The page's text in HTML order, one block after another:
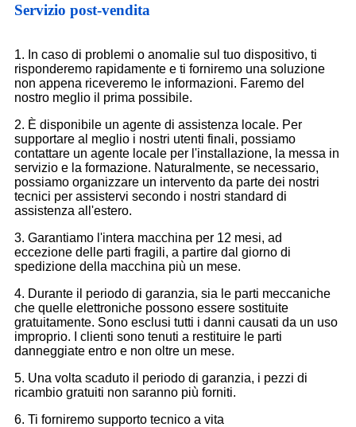
Servizio post-vendita
1. In caso di problemi o anomalie sul tuo dispositivo, ti
risponderemo rapidamente e ti forniremo una soluzione
non appena riceveremo le informazioni. Faremo del
nostro meglio il prima possibile.
2. È disponibile un agente di assistenza locale. Per
supportare al meglio i nostri utenti finali, possiamo
contattare un agente locale per l'installazione, la messa in
servizio e la formazione. Naturalmente, se necessario,
possiamo organizzare un intervento da parte dei nostri
tecnici per assistervi secondo i nostri standard di
assistenza all'estero.
3. Garantiamo l'intera macchina per 12 mesi, ad
eccezione delle parti fragili, a partire dal giorno di
spedizione della macchina più un mese.
4. Durante il periodo di garanzia, sia le parti meccaniche
che quelle elettroniche possono essere sostituite
gratuitamente. Sono esclusi tutti i danni causati da un uso
improprio. I clienti sono tenuti a restituire le parti
danneggiate entro e non oltre un mese.
5. Una volta scaduto il periodo di garanzia, i pezzi di
ricambio gratuiti non saranno più forniti.
6. Ti forniremo supporto tecnico a vita